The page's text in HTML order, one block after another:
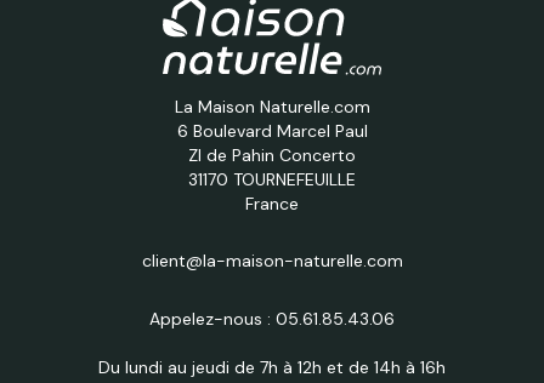
La Maison Naturelle.com
6 Boulevard Marcel Paul
ZI de Pahin Concerto
31170 TOURNEFEUILLE
France
client@la-maison-naturelle.com
Appelez-nous : 05.61.85.43.06
Du lundi au jeudi de 7h à 12h et de 14h à 16h